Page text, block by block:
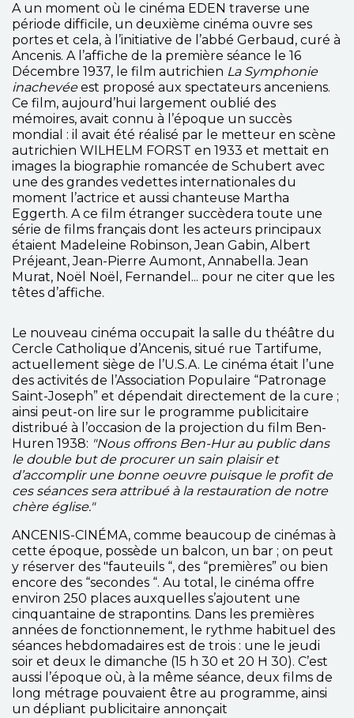
A un moment où le cinéma EDEN traverse une
période difficile, un deuxième cinéma ouvre ses
portes et cela, à l’initiative de l’abbé Gerbaud, curé à
Ancenis. A l’affiche de la première séance le 16
Décembre 1937, le film autrichien La Symphonie
inachevéeest proposé aux spectateurs anceniens.
Ce film, aujourd’hui largement oublié des
mémoires, avait connu à l’époque un succès
mondial : il avait été réalisé par le metteur en scène
autrichien WILHELM FORST en 1933 et mettait en
images la biographie romancée de Schubert avec
une des grandes vedettes internationales du
moment l’actrice et aussi chanteuse Martha
Eggerth. A ce film étranger succèdera toute une
série de films français dont les acteurs principaux
étaient Madeleine Robinson, Jean Gabin, Albert
Préjeant, Jean-Pierre Aumont, Annabella. Jean
Murat, Noël Noël, Fernandel... pour ne citer que les
têtes d’affiche.
Le nouveau cinéma occupait la salle du théâtre du
Cercle Catholique d’Ancenis, situé rue Tartifume,
actuellement siège de l’U.S.A. Le cinéma était l’une
des activités de l’Association Populaire “Patronage
Saint-Joseph” et dépendait directement de la cure ;
ainsi peut-on lire sur le programme publicitaire
distribué à l’occasion de la projection du film Ben-
Huren 1938: "Nous offrons Ben-Hur au public dans
le double but de procurer un sain plaisir et
d’accomplir une bonne oeuvre puisque le profit de
ces séances sera attribué à la restauration de notre
chère église."
ANCENIS-CINÉMA, comme beaucoup de cinémas à
cette époque, possède un balcon, un bar ; on peut
y réserver des "fauteuils “, des “premières” ou bien
encore des “secondes “. Au total, le cinéma offre
environ 250 places auxquelles s’ajoutent une
cinquantaine de strapontins. Dans les premières
années de fonctionnement, le rythme habituel des
séances hebdomadaires est de trois : une le jeudi
soir et deux le dimanche (15 h 30 et 20 H 30). C’est
aussi l’époque où, à la même séance, deux films de
long métrage pouvaient être au programme, ainsi
un dépliant publicitaire annonçait